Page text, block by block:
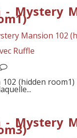
- Mystery
Ruffle
(hidden
- Mystery